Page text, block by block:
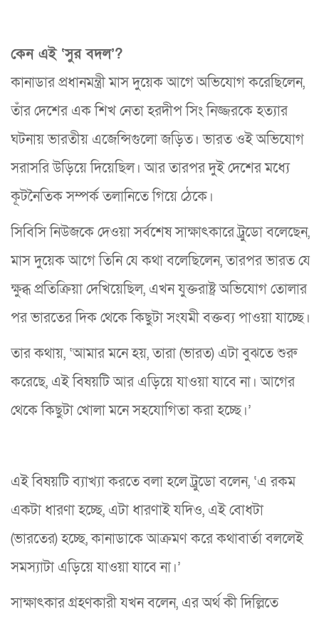
কেন এই ‘সুর বদল’?
কানাডার প্রধানমন্ত্রী মাস দুয়েক আগে অভিযোগ করেছিলেন,
তাঁর দেশের এক শিখ নেতা হরদীপ সিং নিজ্জরকে হত্যার
ঘটনায় ভারতীয় এজেন্সিগুলো জড়িত। ভারত ওই অভিযোগ
সরাসরি উড়িয়ে দিয়েছিল। আর তারপর দুই দেশের মধ্যে
কূটনৈতিক সম্পর্ক তলানিতে গিয়ে ঠেকে।
সিবিসি নিউজকে দেওয়া সর্বশেষ সাক্ষাৎকারে ট্রুডো বলেছেন,
মাস দুয়েক আগে তিনি যে কথা বলেছিলেন, তারপর ভারত যে
ক্ষুব্ধ প্রতিক্রিয়া দেখিয়েছিল, এখন যুক্তরাষ্ট্র অভিযোগ তোলার
পর ভারতের দিক থেকে কিছুটা সংযমী বক্তব্য পাওয়া যাচ্ছে।
তার কথায়, ‘আমার মনে হয়, তারা (ভারত) এটা বুঝতে শুরু
করেছে, এই বিষয়টি আর এড়িয়ে যাওয়া যাবে না। আগের
থেকে কিছুটা খোলা মনে সহযোগিতা করা হচ্ছে।’
এই বিষয়টি ব্যাখ্যা করতে বলা হলে ট্রুডো বলেন, ‘এ রকম
একটা ধারণা হচ্ছে, এটা ধারণাই যদিও, এই বোধটা
(ভারতের) হচ্ছে, কানাডাকে আক্রমণ করে কথাবার্তা বললেই
সমস্যাটা এড়িয়ে যাওয়া যাবে না।’
সাক্ষাৎকার গ্রহণকারী যখন বলেন, এর অর্থ কী দিল্লিতে